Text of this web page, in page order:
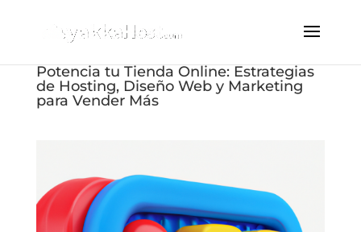
Potencia tu Tienda Online: Estrategias
de Hosting, Diseño Web y Marketing
para Vender Más